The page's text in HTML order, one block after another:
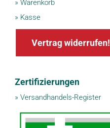
» Warenkorb
» Kasse
Vertrag widerrufen!
Zertifizierungen
» Versandhandels-Register